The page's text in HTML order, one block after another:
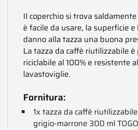
Il coperchio si trova
è facile da usare, la superficie
danno alla tazza una buona
La tazza da caffè riutilizzabile è
riciclabile al 100% e resistente
lavastoviglie.
Fornitura:
1x tazza da caffè
grigio-marrone 300 ml TOGO